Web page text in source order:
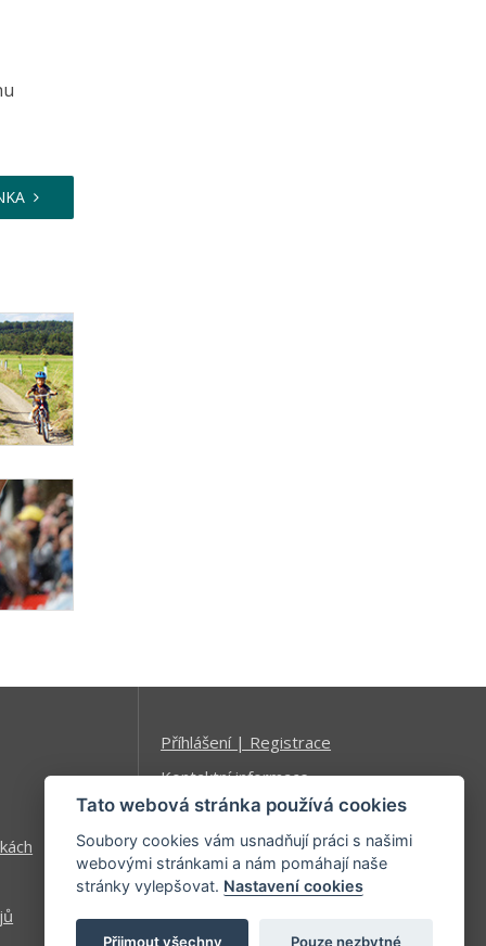
Příhlášení | Registrace
Kontaktní informace
Mapa stránek
Tato webová stránka používá cookies
Soubory cookies vám usnadňují práci s našimi
webovými stránkami a nám pomáhají naše
stránky vylepšovat. Nastavení cookies
Přijmout všechny Pouze nezbytné